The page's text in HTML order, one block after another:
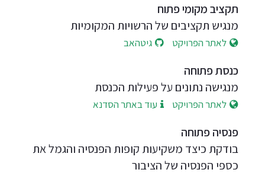
תקציב מקומי פתוח
מנגיש תקציבים של הרשויות המקומיות
לאתר הפרויקט גיטהאב
כנסת פתוחה
מנגישה נתונים על פעילות הכנסת
לאתר הפרויקט עוד באתר הסדנא
פנסיה פתוחה
בודקת כיצד משקיעות קופות הפנסיה והגמל את
כספי הפנסיה של הציבור